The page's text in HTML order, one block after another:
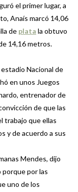
el primer lugar, a
Anaís marcó 14,06
de plata la obtuvo
14,16 metros.
Nacional de
en unos Juegos
entrenador de
de que las
trabajo que ellas
y de acuerdo a sus
Mendes, dijo
por las
uno de los